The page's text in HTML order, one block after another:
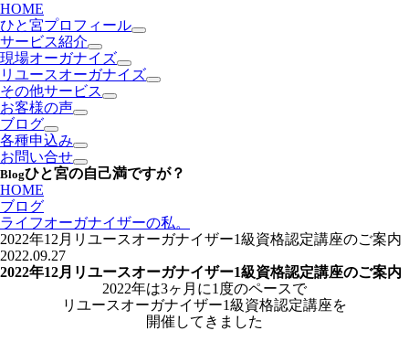
HOME
ひと宮プロフィール
サービス紹介
現場オーガナイズ
リユースオーガナイズ
その他サービス
お客様の声
ブログ
各種申込み
お問い合せ
Blogひと宮の自己満ですが？
HOME
ブログ
ライフオーガナイザーの私。
2022年12月リユースオーガナイザー1級資格認定講座のご案内
2022.09.27
2022年12月リユースオーガナイザー1級資格認定講座のご案内
2022年は3ヶ月に1度のペースで
リユースオーガナイザー1級資格認定講座を
開催してきました